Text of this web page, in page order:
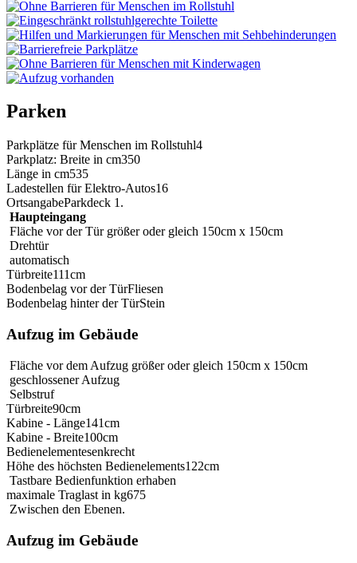
Parken
Parkplätze für Menschen im Rollstuhl4
Parkplatz: Breite in cm350
Länge in cm535
Ladestellen für Elektro-Autos16
OrtsangabeParkdeck 1.
Haupteingang
Fläche vor der Tür größer oder gleich 150cm x 150cm
Drehtür
automatisch
Türbreite111cm
Bodenbelag vor der TürFliesen
Bodenbelag hinter der TürStein
Aufzug im Gebäude
Fläche vor dem Aufzug größer oder gleich 150cm x 150cm
geschlossener Aufzug
Selbstruf
Türbreite90cm
Kabine - Länge141cm
Kabine - Breite100cm
Bedienelementesenkrecht
Höhe des höchsten Bedienelements122cm
Tastbare Bedienfunktion erhaben
maximale Traglast in kg675
Zwischen den Ebenen.
Aufzug im Gebäude